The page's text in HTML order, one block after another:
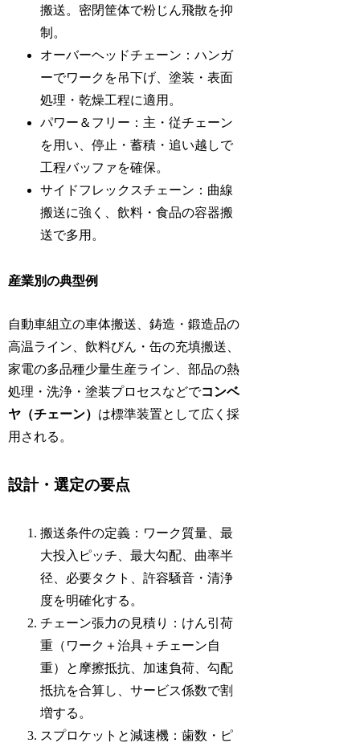
搬送。密閉筐体で粉じん飛散を抑
制。
オーバーヘッドチェーン：ハンガ
ーでワークを吊下げ、塗装・表面
処理・乾燥工程に適用。
パワー＆フリー：主・従チェーン
を用い、停止・蓄積・追い越しで
工程バッファを確保。
サイドフレックスチェーン：曲線
搬送に強く、飲料・食品の容器搬
送で多用。
産業別の典型例
自動車組立の車体搬送、鋳造・鍛造品の
高温ライン、飲料びん・缶の充填搬送、
家電の多品種少量生産ライン、部品の熱
処理・洗浄・塗装プロセスなどでコンベ
ヤ（チェーン） は標準装置として広く採
用される。
設計・選定の要点
搬送条件の定義：ワーク質量、最
大投入ピッチ、最大勾配、曲率半
径、必要タクト、許容騒音・清浄
度を明確化する。
チェーン張力の見積り：けん引荷
重（ワーク＋治具＋チェーン自
重）と摩擦抵抗、加速負荷、勾配
抵抗を合算し、サービス係数で割
増する。
スプロケットと減速機：歯数・ピ